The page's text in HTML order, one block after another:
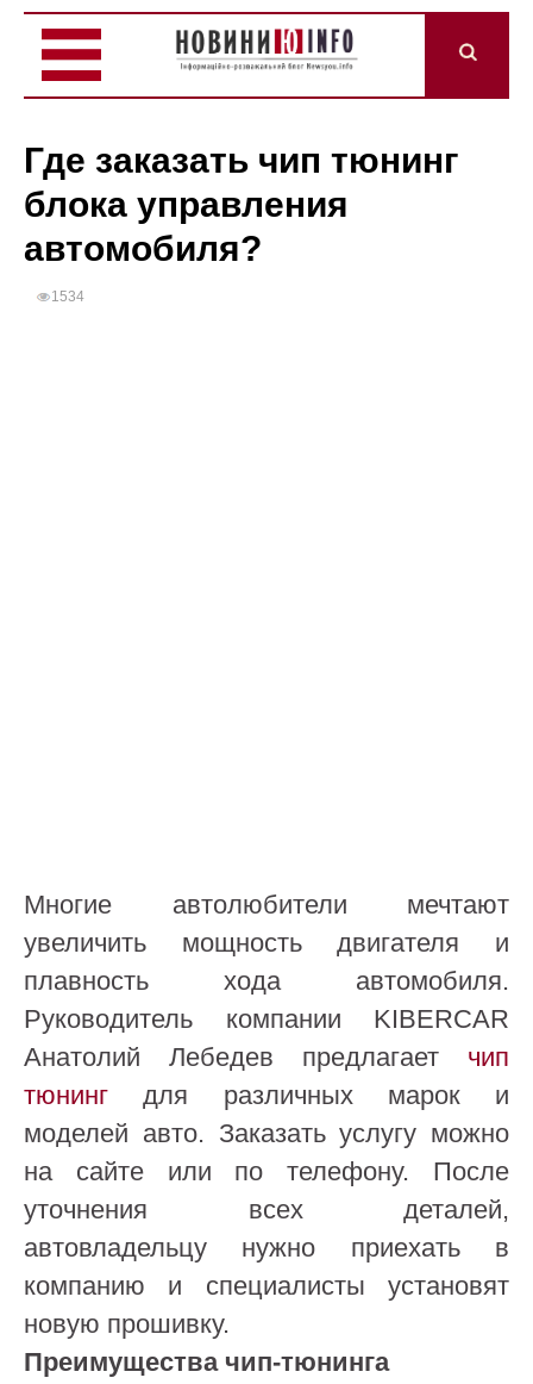
Где заказать чип тюнинг
блока управления
автомобиля?
1534
Многие автолюбители мечтают
увеличить мощность двигателя и
плавность хода автомобиля.
Руководитель компании KIBERCAR
Анатолий Лебедев предлагает чип
тюнинг для различных марок и
моделей авто. Заказать услугу можно
на сайте или по телефону. После
уточнения всех деталей,
автовладельцу нужно приехать в
компанию и специалисты установят
новую прошивку.
Преимущества чип-тюнинга